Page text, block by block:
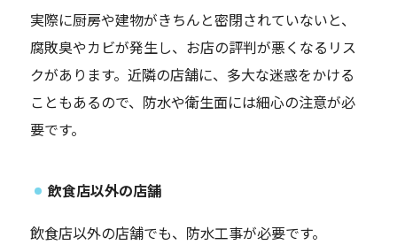
実際に厨房や建物がきちんと密閉されていないと、
腐敗臭やカビが発生し、お店の評判が悪くなるリス
クがあります。近隣の店舗に、多大な迷惑をかける
こともあるので、防水や衛生面には細心の注意が必
要です。
飲食店以外の店舗
飲食店以外の店舗でも、防水工事が必要です。